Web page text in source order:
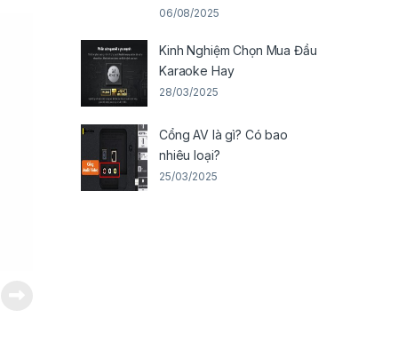
06/08/2025
Kinh Nghiệm Chọn Mua Đầu
Karaoke Hay
28/03/2025
Cổng AV là gì? Có bao
nhiêu loại?
25/03/2025